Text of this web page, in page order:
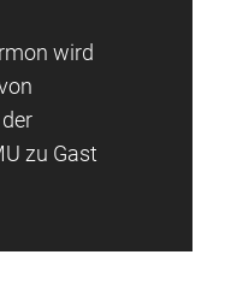
wird
zu Gast